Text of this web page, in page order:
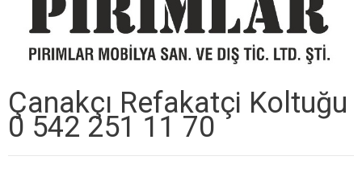
Çanakçı Refakatçi Koltuğu
0 542 251 11 70